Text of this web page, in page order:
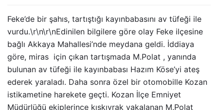
Feke’de bir şahıs, tartıştığı kayınbabasını av tüfeği ile
vurdu.\r\n\r\nEdinilen bilgilere göre olay Feke ilçesine
bağlı Akkaya Mahallesi’nde meydana geldi. İddiaya
göre, miras için çıkan tartışmada M.Polat , yanında
bulunan av tüfeği ile kayınbabası Hazım Köse’yi ateş
ederek yaraladı. Daha sonra özel bir otomobille Kozan
istikametine harekete geçti. Kozan İlçe Emniyet
Müdürlüğü ekiplerince kıskıvrak yakalanan M.Polat